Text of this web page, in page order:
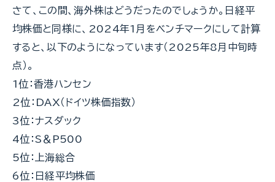
さて、この間、海外株はどうだったのでしょうか。日経平
均株価と同様に、2024年1月をベンチマークにして計算
すると、以下のようになっています（2025年8月中旬時
点）。
1位：香港ハンセン
2位：DAX（ドイツ株価指数）
3位：ナスダック
4位：S＆P500
5位：上海総合
6位：日経平均株価